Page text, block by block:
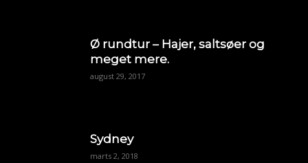
Ø rundtur – Hajer, saltsøer og
meget mere.
august 29, 2017
Sydney
marts 2, 2018